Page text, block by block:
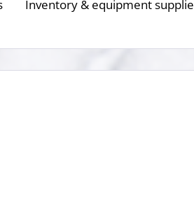
Inventory & equipment